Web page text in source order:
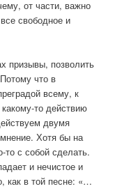
от части, важно
свободное и
призывы, позволить
что в
всему, к
то действию
двумя
Хотя бы на
то с собой сделать.
и нечистое и
как в той песне: «…